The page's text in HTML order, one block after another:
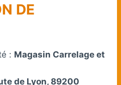
DE
: Magasin Carrelage et
de Lyon, 89200